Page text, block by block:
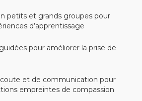
petits et grands groupes pour
d’apprentissage
pour améliorer la prise de
et de communication pour
empreintes de compassion